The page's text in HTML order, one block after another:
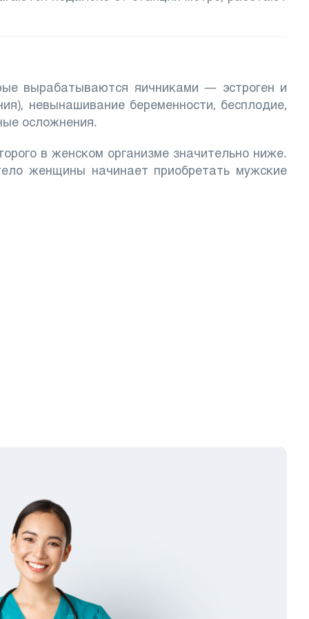
вырабатываются яичниками — эстроген и
невынашивание беременности, бесплодие,
осложнения.
в женском организме значительно ниже.
женщины начинает приобретать мужские